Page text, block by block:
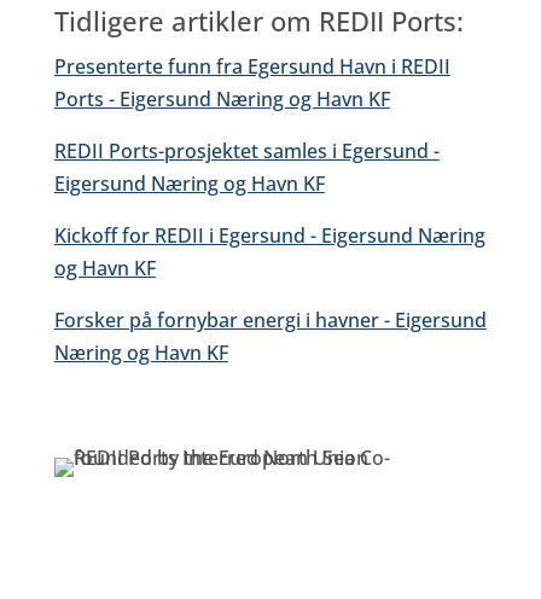
Tidligere artikler om REDII Ports:
Presenterte funn fra Egersund Havn i REDII
Ports - Eigersund Næring og Havn KF
REDII Ports-prosjektet samles i Egersund -
Eigersund Næring og Havn KF
Kickoff for REDII i Egersund - Eigersund Næring
og Havn KF
Forsker på fornybar energi i havner - Eigersund
Næring og Havn KF